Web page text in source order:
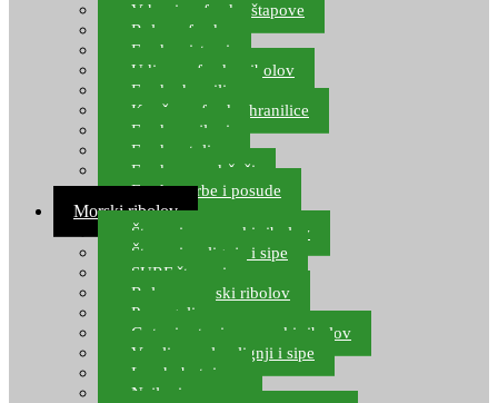
Vrhovi za feeder štapove
Role za feeder
Feeder sistemi
Udice za feeder ribolov
Feeder hranilice
Kopče za feeder hranilice
Feeder najloni
Feeder stolice
Feeder arm držači
Feeder torbe i posude
Morski ribolov
Štapovi za morski ribolov
Štapovi za lignje i sipe
SURF štapovi
Role za morski ribolov
Parangali
Gotovi setovi za morski ribolov
Varalice za lov lignji i sipe
Lov hobotnice
Najloni za more